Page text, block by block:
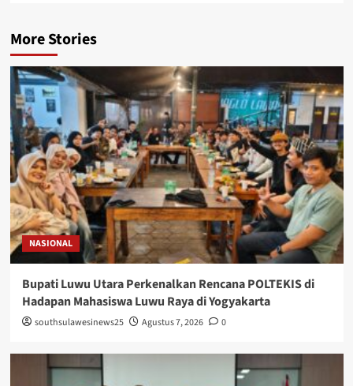
More Stories
NASIONAL
Bupati Luwu Utara Perkenalkan Rencana POLTEKIS di
Hadapan Mahasiswa Luwu Raya di Yogyakarta
southsulawesinews25 Agustus 7, 2026 0